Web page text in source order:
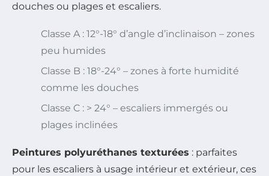
douches ou plages et escaliers.
Classe A : 12°-18° d’angle d’inclinaison – zones
peu humides
Classe B : 18°-24° – zones à forte humidité
comme les douches
Classe C : > 24° – escaliers immergés ou
plages inclinées
Peintures polyuréthanes texturées : parfaites
pour les escaliers à usage intérieur et extérieur, ces